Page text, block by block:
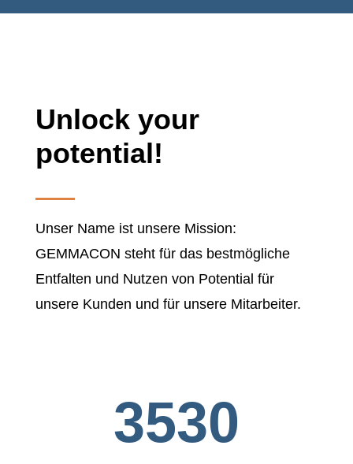
Unlock your
potential!
Unser Name ist unsere Mission:
GEMMACON steht für das bestmögliche
Entfalten und Nutzen von Potential für
unsere Kunden und für unsere Mitarbeiter.
3530